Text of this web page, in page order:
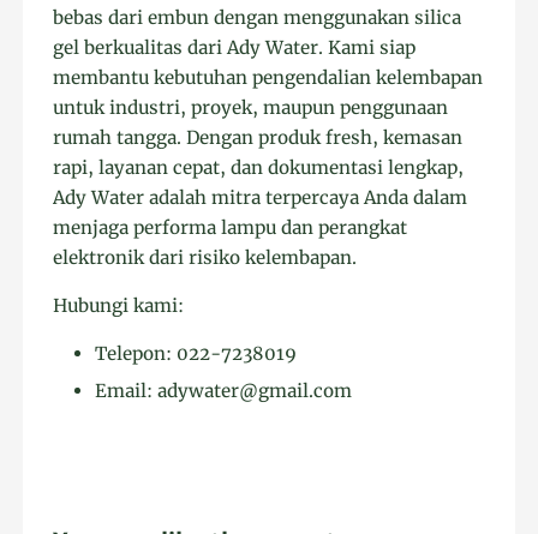
bebas dari embun dengan menggunakan silica
gel berkualitas dari Ady Water. Kami siap
membantu kebutuhan pengendalian kelembapan
untuk industri, proyek, maupun penggunaan
rumah tangga. Dengan produk fresh, kemasan
rapi, layanan cepat, dan dokumentasi lengkap,
Ady Water adalah mitra terpercaya Anda dalam
menjaga performa lampu dan perangkat
elektronik dari risiko kelembapan.
Hubungi kami:
Telepon: 022-7238019
Email: adywater@gmail.com